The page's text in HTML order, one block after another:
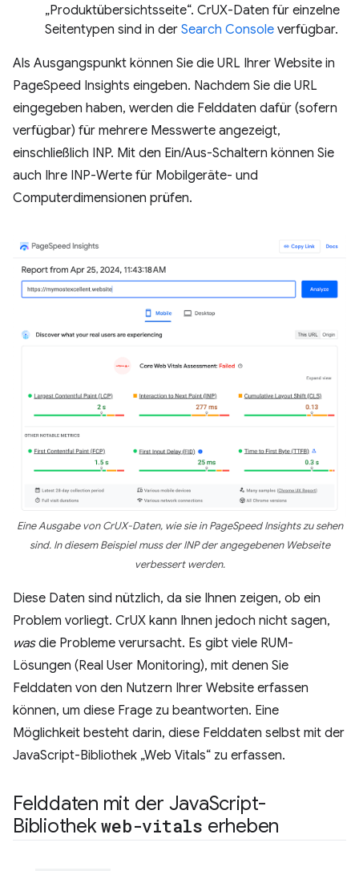
„Produktübersichtsseite“. CrUX-Daten für einzelne
Seitentypen sind in der Search Console verfügbar.
Als Ausgangspunkt können Sie die URL Ihrer Website in
PageSpeed Insights eingeben. Nachdem Sie die URL
eingegeben haben, werden die Felddaten dafür (sofern
verfügbar) für mehrere Messwerte angezeigt,
einschließlich INP. Mit den Ein/Aus-Schaltern können Sie
auch Ihre INP-Werte für Mobilgeräte- und
Computerdimensionen prüfen.
Eine Ausgabe von CrUX-Daten, wie sie in PageSpeed Insights zu sehen
sind. In diesem Beispiel muss der INP der angegebenen Webseite
verbessert werden.
Diese Daten sind nützlich, da sie Ihnen zeigen, ob ein
Problem vorliegt. CrUX kann Ihnen jedoch nicht sagen,
wasdie Probleme verursacht. Es gibt viele RUM-
Lösungen (Real User Monitoring), mit denen Sie
Felddaten von den Nutzern Ihrer Website erfassen
können, um diese Frage zu beantworten. Eine
Möglichkeit besteht darin, diese Felddaten selbst mit der
JavaScript-Bibliothek „Web Vitals“ zu erfassen.
Felddaten mit der JavaScript-
Bibliothekweb-vitals erheben